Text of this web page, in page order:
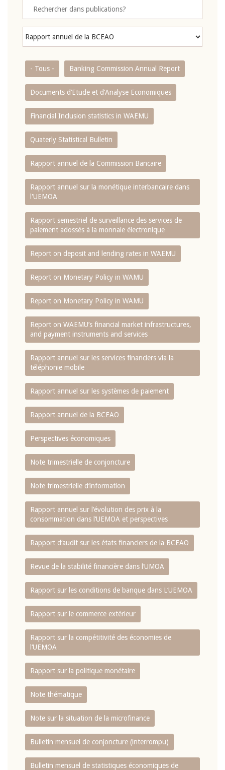
- Tous - Banking Commission Annual Report
Documents d’Etude et d’Analyse Economiques
Financial Inclusion statistics in WAEMU
Quaterly Statistical Bulletin
Rapport annuel de la Commission Bancaire
Rapport annuel sur la monétique interbancaire dans
l'UEMOA
Rapport semestriel de surveillance des services de
paiement adossés à la monnaie électronique
Report on deposit and lending rates in WAEMU
Report on Monetary Policy in WAMU
Report on Monetary Policy in WAMU
Report on WAEMU’s financial market infrastructures,
and payment instruments and services
Rapport annuel sur les services financiers via la
téléphonie mobile
Rapport annuel sur les systèmes de paiement
Rapport annuel de la BCEAO
Perspectives économiques
Note trimestrielle de conjoncture
Note trimestrielle d‘information
Rapport annuel sur l‘évolution des prix à la
consommation dans l‘UEMOA et perspectives
Rapport d‘audit sur les états financiers de la BCEAO
Revue de la stabilité financière dans l‘UMOA
Rapport sur les conditions de banque dans L‘UEMOA
Rapport sur le commerce extérieur
Rapport sur la compétitivité des économies de
l‘UEMOA
Rapport sur la politique monétaire
Note thématique
Note sur la situation de la microfinance
Bulletin mensuel de conjoncture (interrompu)
Bulletin mensuel de statistiques économiques de